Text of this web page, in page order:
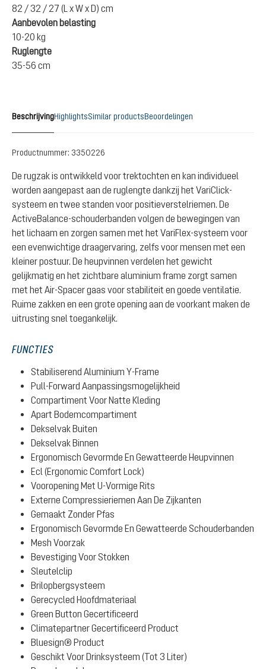
82 / 32 / 27 (L x W x D) cm
Aanbevolen belasting
10-20 kg
Ruglengte
35-56 cm
BeschrijvingHighlightsSimilar productsBeoordelingen
Productnummer: 3350226
De rugzak is ontwikkeld voor trektochten en kan individueel
worden aangepast aan de ruglengte dankzij het VariClick-
systeem en twee standen voor positieverstelriemen. De
ActiveBalance-schouderbanden volgen de bewegingen van
het lichaam en zorgen samen met het VariFlex-systeem voor
een evenwichtige draagervaring, zelfs voor mensen met een
kleiner postuur. De heupvinnen verdelen het gewicht
gelijkmatig en het zichtbare aluminium frame zorgt samen
met het Air-Spacer gaas voor stabiliteit en goede ventilatie.
Ruime zakken en een grote opening aan de voorkant maken de
uitrusting snel toegankelijk.
FUNCTIES
Stabiliserend Aluminium Y-Frame
Pull-Forward Aanpassingsmogelijkheid
Compartiment Voor Natte Kleding
Apart Bodemcompartiment
Dekselvak Buiten
Dekselvak Binnen
Ergonomisch Gevormde En Gewatteerde Heupvinnen
Ecl (Ergonomic Comfort Lock)
Vooropening Met U-Vormige Rits
Externe Compressieriemen Aan De Zijkanten
Gemaakt Zonder Pfas
Ergonomisch Gevormde En Gewatteerde Schouderbanden
Mesh Voorzak
Bevestiging Voor Stokken
Sleutelclip
Brilopbergsysteem
Gerecycled Hoofdmateriaal
Green Button Gecertificeerd
Climatepartner Gecertificeerd Product
Bluesign® Product
Geschikt Voor Drinksysteem (Tot 3 Liter)